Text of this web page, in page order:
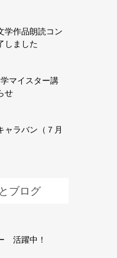
学作品朗読コン
しました
マイスター講
せ
ャラバン（７月
ブログ
活躍中！